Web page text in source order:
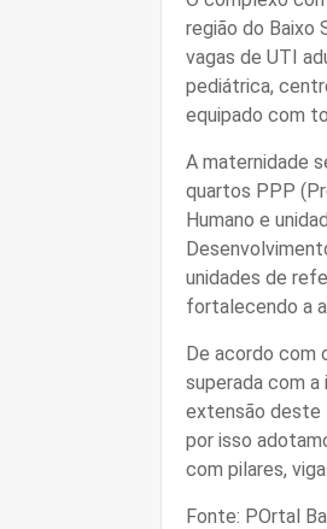
região do Baixo
vagas de UTI
pediátrica,
equipado com
A maternidade
quartos PPP
Humano e
unidades de
fortalecendo a
De acordo com
superada com
extensão deste
por isso
com pilares,
Fonte: POrtal